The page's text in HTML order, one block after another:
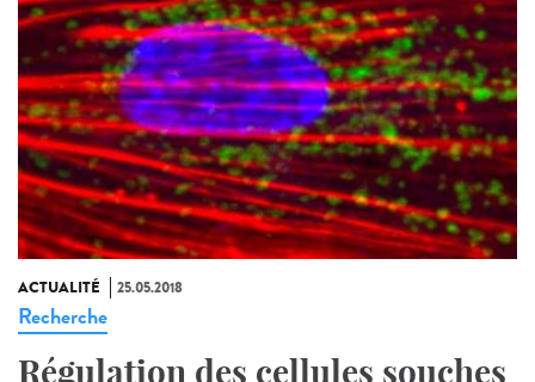
ACTUALITÉ 25.05.2018
Recherche
Régulation des cellules souches